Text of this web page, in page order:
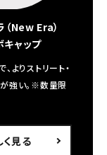
New Era）
キャップ
よりストリート・
強い。※数量限
く見る